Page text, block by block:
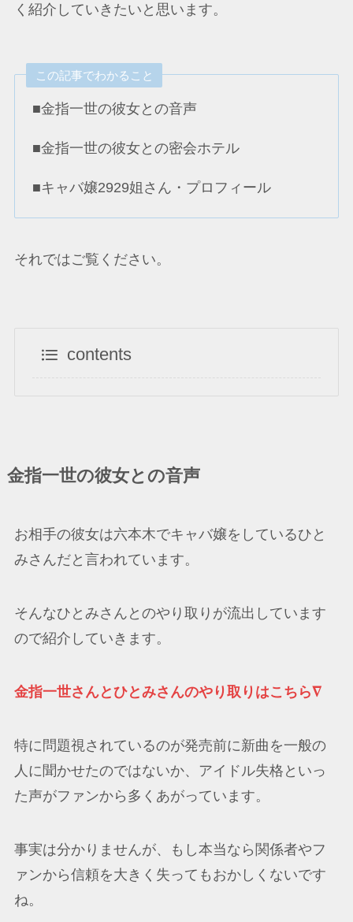
く紹介していきたいと思います。
この記事でわかること
■金指一世の彼女との音声
■金指一世の彼女との密会ホテル
■キャバ嬢2929姐さん・プロフィール
それではご覧ください。
contents
金指一世の彼女との音声
お相手の彼女は六本木でキャバ嬢をしているひと
みさんだと言われています。
そんなひとみさんとのやり取りが流出しています
ので紹介していきます。
金指一世さんとひとみさんのやり取りはこちら∇
特に問題視されているのが発売前に新曲を一般の
人に聞かせたのではないか、アイドル失格といっ
た声がファンから多くあがっています。
事実は分かりませんが、もし本当なら関係者やフ
ァンから信頼を大きく失ってもおかしくないです
ね。